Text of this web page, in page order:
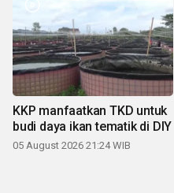
KKP manfaatkan TKD untuk
budi daya ikan tematik di DIY
05 August 2026 21:24 WIB